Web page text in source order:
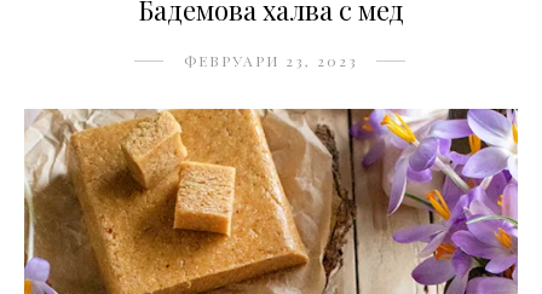
Бадемова халва с мед
ФЕВРУАРИ 23, 2023